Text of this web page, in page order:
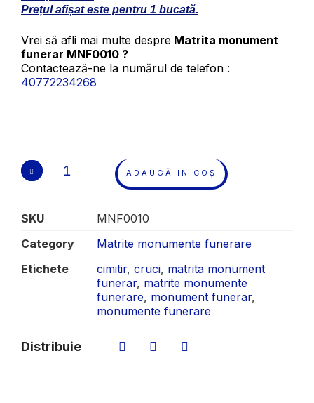
Prețul afișat este pentru 1 bucată.
Vrei să afli mai multe despre Matrita monument
funerar MNF0010 ?
Contactează-ne la numărul de telefon :
40772234268
ADAUGĂ ÎN COȘ
SKU
MNF0010
Category
Matrite monumente funerare
Etichete
cimitir, cruci, matrita monument
funerar, matrite monumente
funerare, monument funerar,
monumente funerare
Distribuie